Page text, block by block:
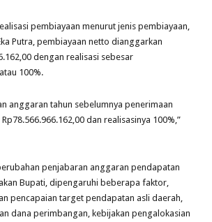
pembiayaan menurut jenis pembiayaan,
Putra, pembiayaan netto dianggarkan
dengan realisasi sebesar
100%.
anggaran tahun sebelumnya penerimaan
dan realisasinya 100%,”
penjabaran anggaran pendapatan
Bupati, dipengaruhi beberapa faktor,
pencapaian target pendapatan asli daerah,
dana perimbangan, kebijakan pengalokasian